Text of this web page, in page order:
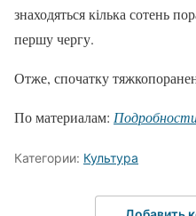
знаходяться кілька сотень
першу чергу.
Отже, спочатку
По материалам:
Категории: Культура